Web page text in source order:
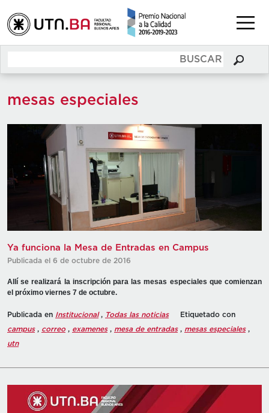
mesas especiales
Ya funciona la Mesa de Entradas en Campus
Publicada el 6 de octubre de 2016
Allí se realizará la inscripción para las mesas especiales que comienzan
el próximo viernes 7 de octubre.
Publicada en Institucional, Todas las noticias
Etiquetado con
campus, correo, examenes, mesa de entradas, mesas especiales,
utn